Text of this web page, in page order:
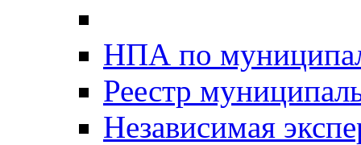
НПА по
Реестр
Независимая